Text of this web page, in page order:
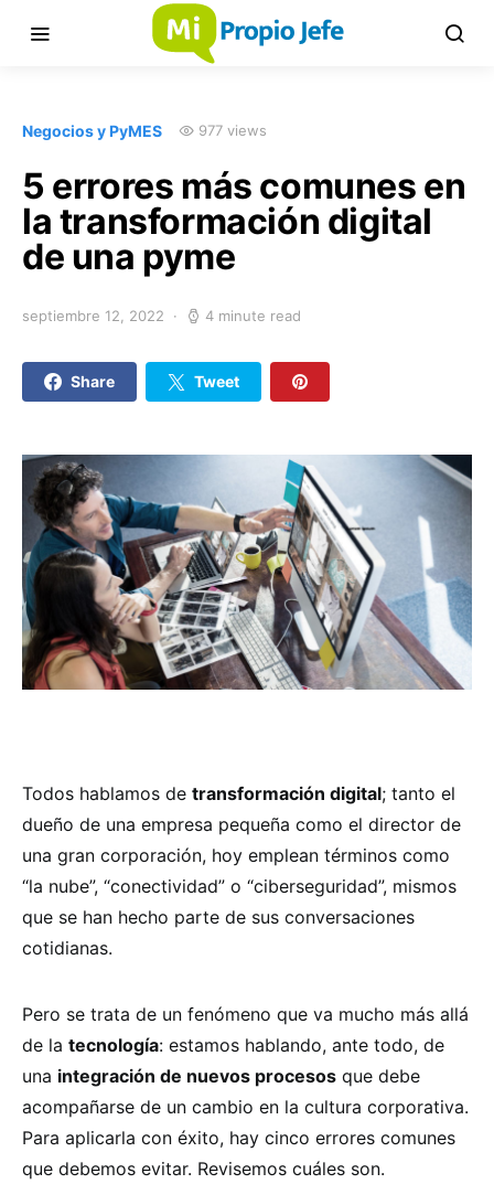
Negocios y PyMES 977 views
5 errores más comunes en
la transformación digital
de una pyme
septiembre 12, 2022 4 minute read
Share Tweet
Todos hablamos de transformación digital; tanto el
dueño de una empresa pequeña como el director de
una gran corporación, hoy emplean términos como
“la nube”, “conectividad” o “ciberseguridad”, mismos
que se han hecho parte de sus conversaciones
cotidianas.
Pero se trata de un fenómeno que va mucho más allá
de la tecnología: estamos hablando, ante todo, de
una integración de nuevos procesos que debe
acompañarse de un cambio en la cultura corporativa.
Para aplicarla con éxito, hay cinco errores comunes
que debemos evitar. Revisemos cuáles son.